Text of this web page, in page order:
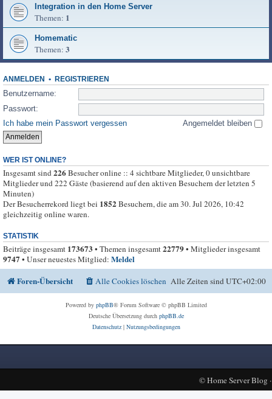
Integration in den Home Server
Themen: 1
Homematic
Themen: 3
ANMELDEN • REGISTRIEREN
Benutzername:
Passwort:
Ich habe mein Passwort vergessen
Angemeldet bleiben
WER IST ONLINE?
Insgesamt sind226Besucher online :: 4 sichtbare Mitglieder, 0 unsichtbare
Mitglieder und 222 Gäste (basierend auf den aktiven Besuchern der letzten 5
Minuten)
Der Besucherrekord liegt bei 1852Besuchern, die am 30. Jul 2026, 10:42
gleichzeitig online waren.
STATISTIK
Beiträge insgesamt 173673 • Themen insgesamt22779• Mitglieder insgesamt
9747• Unser neuestes Mitglied: Meldel
Foren-Übersicht
Alle Zeiten sindUTC+02:00
Alle Cookies löschen
Powered by phpBB® Forum Software © phpBB Limited
Deutsche Übersetzung durch phpBB.de
Datenschutz| Nutzungsbedingungen
©Home Server Blog